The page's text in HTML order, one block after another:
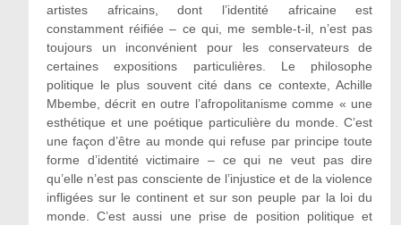
artistes africains, dont l’identité africaine est
constamment réifiée – ce qui, me semble-t-il, n’est pas
toujours un inconvénient pour les conservateurs de
certaines expositions particulières. Le philosophe
politique le plus souvent cité dans ce contexte, Achille
Mbembe, décrit en outre l’afropolitanisme comme « une
esthétique et une poétique particulière du monde. C’est
une façon d’être au monde qui refuse par principe toute
forme d’identité victimaire – ce qui ne veut pas dire
qu’elle n’est pas consciente de l’injustice et de la violence
infligées sur le continent et sur son peuple par la loi du
monde. C’est aussi une prise de position politique et